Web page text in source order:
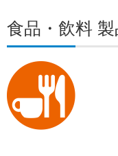
食品・飲料